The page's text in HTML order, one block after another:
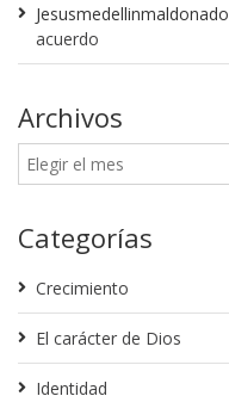
Jesusmedellinmaldonado
acuerdo
Archivos
Categorías
Crecimiento
El carácter de Dios
Identidad